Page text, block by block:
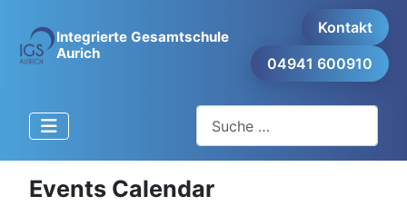
Integrierte Gesamtschule
Aurich
Kontakt
04941 600910
Events Calendar